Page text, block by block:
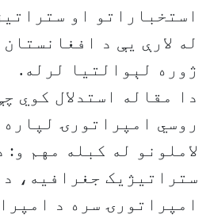
استخباراتو او
له لارې یې د
ژوره لېوالتیا لرله.
دا مقاله استدلال کوي
روسي امپراتورۍ
لاملونو له کبله مهم و:
ستراتیژیک جغرافیه،
امپراتورۍ سره د